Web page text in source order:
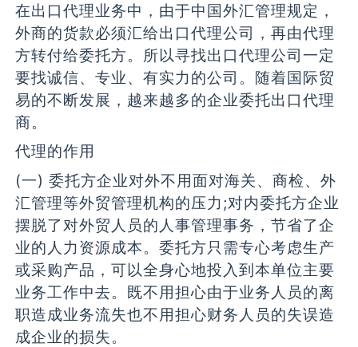
在出口代理业务中，由于中国外汇管理规定，
外商的货款必须汇给出口代理公司，再由代理
方转付给委托方。所以寻找出口代理公司一定
要找诚信、专业、有实力的公司。随着国际贸
易的不断发展，越来越多的企业委托出口代理
商。
代理的作用
(一) 委托方企业对外不用面对海关、商检、外
汇管理等外贸管理机构的压力;对内委托方企业
摆脱了对外贸人员的人事管理事务，节省了企
业的人力资源成本。委托方只需专心考虑生产
或采购产品，可以全身心地投入到本单位主要
业务工作中去。既不用担心由于业务人员的离
职造成业务流失也不用担心财务人员的失误造
成企业的损失。